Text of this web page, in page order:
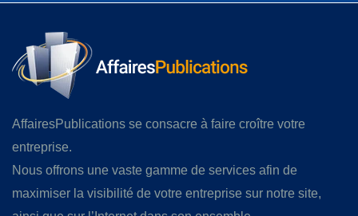
AffairesPublications se consacre à faire croître votre
entreprise.
Nous offrons une vaste gamme de services afin de
maximiser la visibilité de votre entreprise sur notre site,